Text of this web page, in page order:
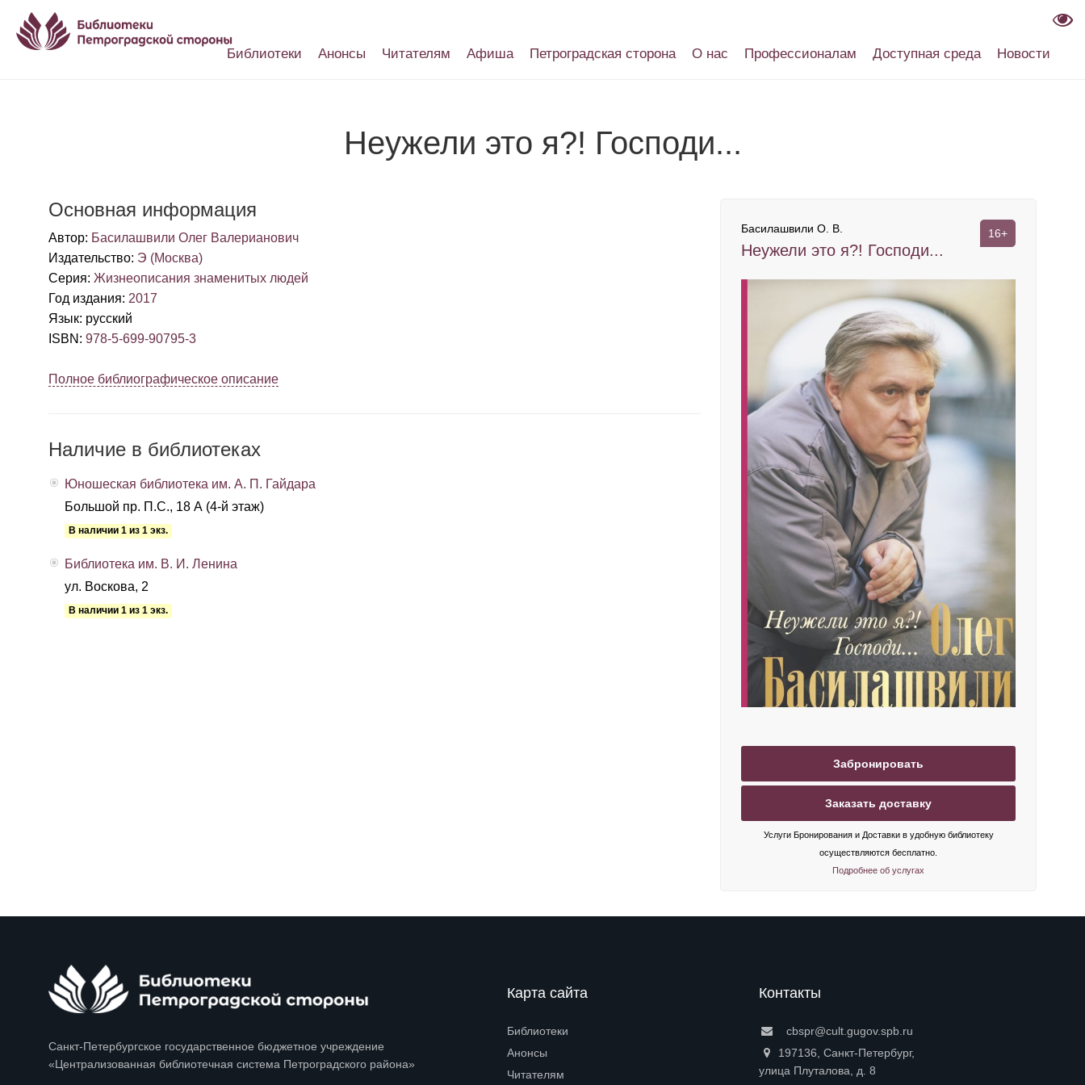
Неужели это я?! Господи...
Основная информация
Автор: Басилашвили Олег Валерианович
Издательство: Э (Москва)
Серия: Жизнеописания знаменитых людей
Год издания: 2017
Язык: русский
ISBN : 978-5-699-90795-3
Полное библиографическое описание
Наличие в библиотеках
Юношеская библиотека им. А. П. Гайдара
Большой пр. П.С., 18 А (4-й этаж)
В наличии 1 из 1 экз.
Библиотека им. В. И. Ленина
ул. Воскова, 2
В наличии 1 из 1 экз.
Басилашвили О. В.
Неужели это я?! Господи...
16+
Забронировать
Заказать доставку
Услуги Бронирования и Доставки в удобную библиотеку
осуществляются бесплатно.
Подробнее об услугах
Санкт-Петербургское государственное бюджетное учреждение
«Централизованная библиотечная система Петроградского района»
Карта сайта
Библиотеки
Анонсы
Читателям
Контакты
cbspr@cult.gugov.spb.ru
197136, Санкт-Петербург,
улица Плуталова, д. 8
Библиотеки Анонсы Читателям Афиша Петроградская сторона О нас Профессионалам Доступная среда Новости